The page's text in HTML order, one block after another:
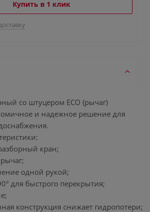
Купить в 1 клик
со штуцером ECO (рычаг)
и надежное решение для
кран;
одной рукой;
для быстрого перекрытия;
конструкция снижает гидропотери;